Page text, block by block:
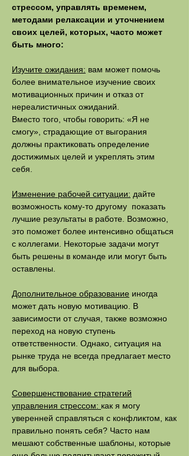
стрессом, управлять временем,
методами релаксации и уточнением
своих целей, которых, часто может
быть много:
Изучите ожидания: вам может помочь
более внимательное изучение своих
мотивационных причин и отказ от
нереалистичных ожиданий.
Вместо того, чтобы говорить: «Я не
смогу», страдающие от выгорания
должны практиковать определение
достижимых целей и укреплять этим
себя.
Изменение рабочей ситуации: дайте
возможность кому-то другому показать
лучшие результаты в работе. Возможно,
это поможет более интенсивно общаться
с коллегами. Некоторые задачи могут
быть решены в команде или могут быть
оставлены.
Дополнительное образование иногда
может дать новую мотивацию. В
зависимости от случая, также возможно
переход на новую ступень
ответственности. Однако, ситуация на
рынке труда не всегда предлагает место
для выбора.
Совершенствование стратегий
управления стрессом: как я могу
уверенней справляться с конфликтом, как
правильно понять себя? Часто нам
мешают собственные шаблоны, которые